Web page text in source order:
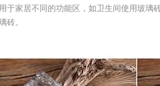
于家居不同的功能区，如卫生间使用玻璃
砖。